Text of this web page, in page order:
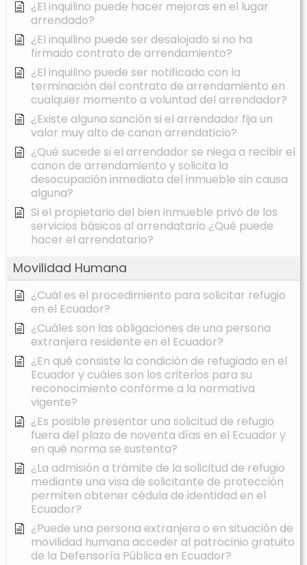
¿El inquilino puede hacer mejoras en el lugar
arrendado?
¿El inquilino puede ser desalojado si no ha
firmado contrato de arrendamiento?
¿El inquilino puede ser notificado con la
terminación del contrato de arrendamiento en
cualquier momento a voluntad del arrendador?
¿Existe alguna sanción si el arrendador fija un
valor muy alto de canon arrendaticio?
¿Qué sucede si el arrendador se niega a recibir el
canon de arrendamiento y solicita la
desocupación inmediata del inmueble sin causa
alguna?
Si el propietario del bien inmueble privó de los
servicios básicos al arrendatario ¿Qué puede
hacer el arrendatario?
Movilidad Humana
¿Cuál es el procedimiento para solicitar refugio
en el Ecuador?
¿Cuáles son las obligaciones de una persona
extranjera residente en el Ecuador?
¿En qué consiste la condición de refugiado en el
Ecuador y cuáles son los criterios para su
reconocimiento conforme a la normativa
vigente?
¿Es posible presentar una solicitud de refugio
fuera del plazo de noventa días en el Ecuador y
en qué norma se sustenta?
¿La admisión a trámite de la solicitud de refugio
mediante una visa de solicitante de protección
permiten obtener cédula de identidad en el
Ecuador?
¿Puede una persona extranjera o en situación de
movilidad humana acceder al patrocinio gratuito
de la Defensoría Pública en Ecuador?